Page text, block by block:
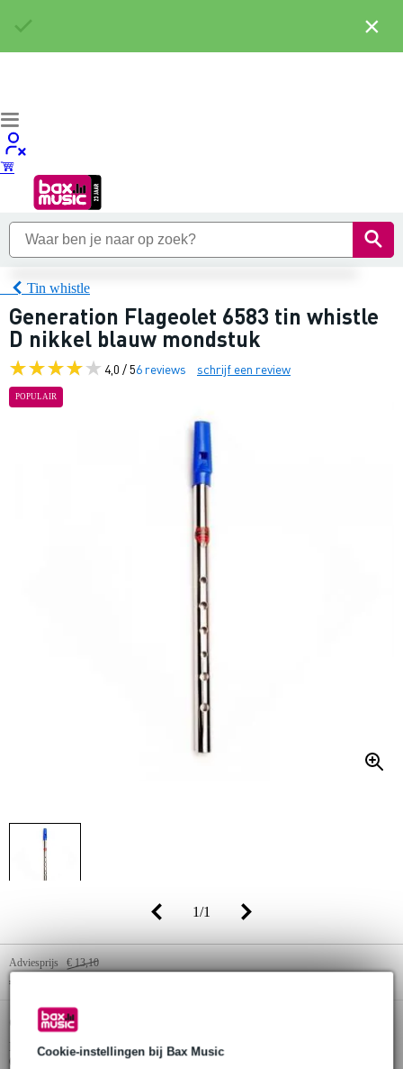
Cookie-instellingen bij Bax Music
Tin whistle
Generation Flageolet 6583 tin whistle
D nikkel blauw mondstuk
4,0 / 56 reviews schrijf een review
POPULAIR
1/1
Adviesprijs € 13,10
€ 12,50
Online voorraadstatus:
Nog 11 stuks op voorraad in ons magazijn
(en extra voorraad beschikbaar bij de leverancier)
×